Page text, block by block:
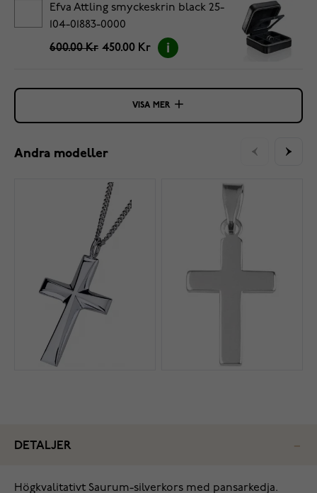
Efva Attling smyckeskrin black 25-
104-01883-0000
600.00 Kr 450.00 Kr
VISA MER
Andra modeller
DETALJER
Högkvalitativt Saurum-silverkors med pansarkedja.